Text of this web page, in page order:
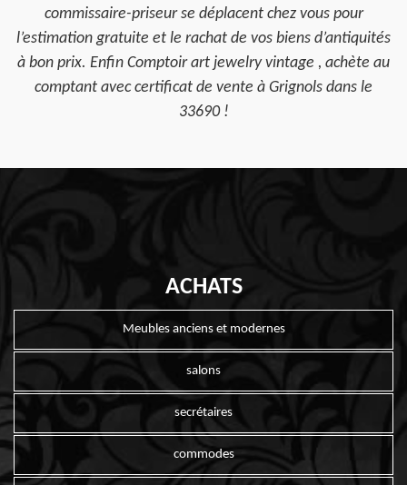
commissaire-priseur se déplacent chez vous pour
l’estimation gratuite et le rachat de vos biens d’antiquités
à bon prix. Enfin Comptoir art jewelry vintage , achète au
comptant avec certificat de vente à Grignols dans le
33690 !
ACHATS
Meubles anciens et modernes
salons
secrétaires
commodes